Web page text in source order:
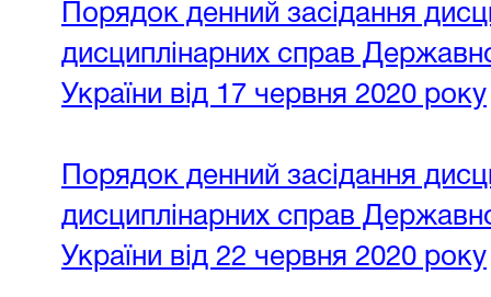
Порядок денний засідання
дисциплінарних справ
України від 17 червня 2020 року
Порядок денний засідання
дисциплінарних справ
України від 22 червня 2020 року